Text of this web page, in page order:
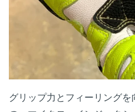
グリップ力とフィーリング